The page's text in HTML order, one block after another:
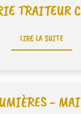
TRAITEUR
LIRE LA SUITE
-